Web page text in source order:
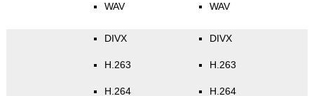
WAV WAV
DIVX
H.263
H.264
DIVX
H.263
H.264